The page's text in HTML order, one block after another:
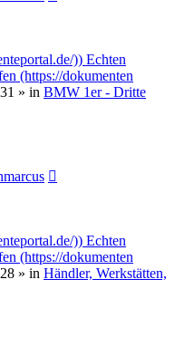
)) Echten
(https://dokumenten
» in BMW 1er - Dritte
)) Echten
(https://dokumenten
» in Händler, Werkstätten,